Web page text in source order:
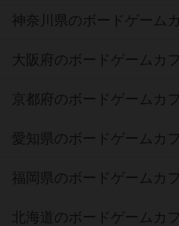
神奈川県のボードゲーム
大阪府のボードゲームカ
京都府のボードゲームカ
愛知県のボードゲームカ
福岡県のボードゲームカ
北海道のボードゲームカ